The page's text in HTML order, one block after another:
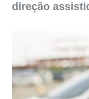
direção